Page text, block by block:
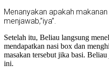
Menanyakan apakah
menjawab,”iya”.
Setelah itu, Beliau langsung
mendapatkan nasi box dan
masakan tersebut jika basi.
ini.